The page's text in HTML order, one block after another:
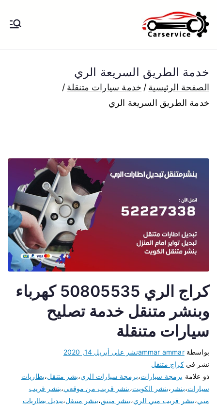
إلى
المحتوى
الكويت
بنشر متنقل الكويت كهرباء وبنشر تبديل
بارخص الاسعار
خدمة الطريق السريعة الري
الصفحة الرئيسية
خدمة سيارات متنقلة
خدمة الطريق السريعة الري
كراج الري 50805535 كهرباء
وبنشر متنقل خدمة تصليح
سيارات متنقلة
بواسطةammar ammarنشر على أبريل 14, 2020
نشر فيكراج متنقل
ذو علامة برمجة سيارات،برمجة سيارات الري،بشر متنقل،بطاريات
سيارات،بنشر ،بنشر الكويت،بنشر قريب من موقعي،بنشر قريب
مني،بنشر قريب مني الري،بنشر متنق،بنشر متنقل،تبديل بطاريات